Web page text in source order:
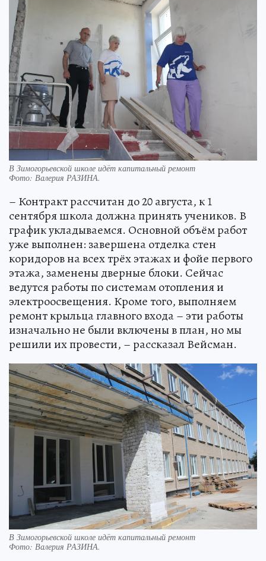
В Зимогорьевской школе идёт капитальный ремонт
Фото: Валерия РАЗИНА.
– Контракт рассчитан до 20 августа, к 1
сентября школа должна принять учеников. В
график укладываемся. Основной объём работ
уже выполнен: завершена отделка стен
коридоров на всех трёх этажах и фойе первого
этажа, заменены дверные блоки. Сейчас
ведутся работы по системам отопления и
электроосвещения. Кроме того, выполняем
ремонт крыльца главного входа – эти работы
изначально не были включены в план, но мы
решили их провести, – рассказал Вейсман.
В Зимогорьевской школе идёт капитальный ремонт
Фото: Валерия РАЗИНА.